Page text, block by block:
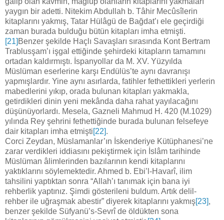
yaygın bir adetti. Nitekim Abdullah b. Tâhir Mecûsîlerin
kitaplarını yakmış, Tatar Hülâgü de Bağdat’ı ele geçirdiği
zaman burada bulduğu bütün kitapları imha etmişti.
[21] Benzer şekilde Haçlı Savaşları sırasında Kont Bertram
Trablusşam’ı işgal ettiğinde şehirdeki kitapların tamamını
ortadan kaldırmıştı. İspanyollar da M. XV. Yüzyılda
Müslüman eserlerine karşı Endülüs’te aynı davranışı
yapmışlardır. Yine aynı asırlarda, fatihler fethettikleri yerlerin
mabedlerini yıkıp, orada bulunan kitapları yakmakla,
getirdikleri dinin yeni mekânda daha rahat yayılacağını
düşünüyorlardı. Mesela, Gazneli Mahmud H. 420 (M.1029)
yılında Rey şehrini fethettiğinde burada bulunan felsefeye
dair kitapları imha etmişti[22].
Corci Zeydan, Müslamanlar’ın İskenderiye Kütüphanesi’ne
zarar verdikleri iddiasını pekiştirmek için İslâm tarihinde
Müslüman âlimlerinden bazılarının kendi kitaplarını
yaktıklarını söylemektedir. Ahmed b. Ebi’l-Havarî, ilim
tahsilini yaptıktan sonra “Allah’ı tanımak için bana iyi
rehberlik yaptınız. Şimdi gösterileni buldum. Artık delil-
rehber ile uğraşmak abestir” diyerek kitaplarını yakmış[23],
benzer şekilde Süfyanü’s-Sevrî de öldükten sona